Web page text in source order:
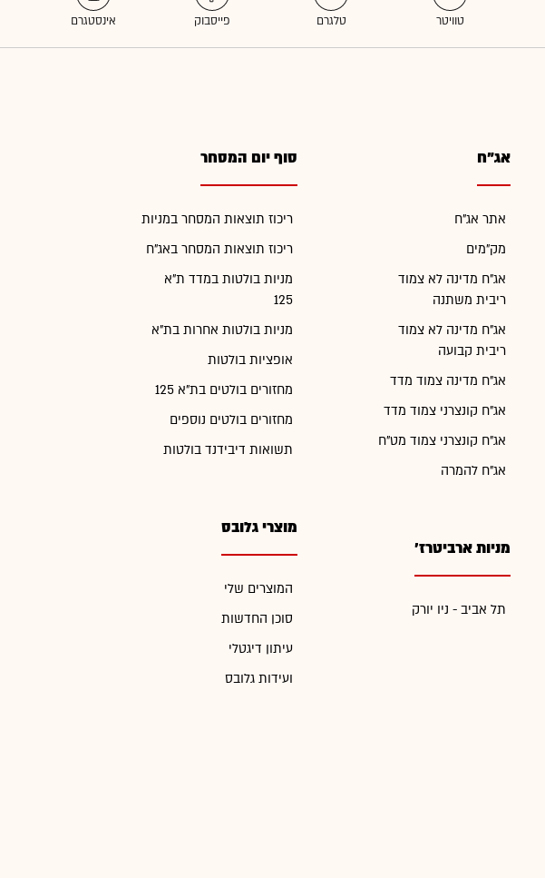
אג"ח
אתר אג"ח
מק"מים
אג"ח מדינה לא צמוד
ריבית משתנה
אג"ח מדינה לא צמוד
ריבית קבועה
אג"ח מדינה צמוד מדד
אג"ח קונצרני צמוד מדד
אג"ח קונצרני צמוד מט"ח
אג"ח להמרה
מניות ארביטרז'
תל אביב - ניו יורק
סוף יום המסחר
ריכוז תוצאות המסחר במניות
ריכוז תוצאות המסחר באג"ח
מניות בולטות במדד ת"א
125
מניות בולטות אחרות בת"א
אופציות בולטות
מחזורים בולטים בת"א 125
מחזורים בולטים נוספים
תשואות דיבידנד בולטות
מוצרי גלובס
המוצרים שלי
סוכן החדשות
עיתון דיגטלי
ועידות גלובס